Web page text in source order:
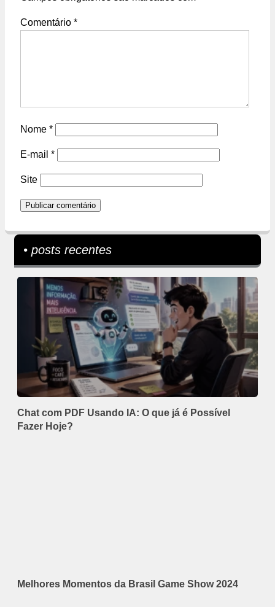
Comentário *
Nome *
E-mail *
Site
• posts recentes
Chat com PDF Usando IA: O que já é Possível
Fazer Hoje?
Melhores Momentos da Brasil Game Show 2024